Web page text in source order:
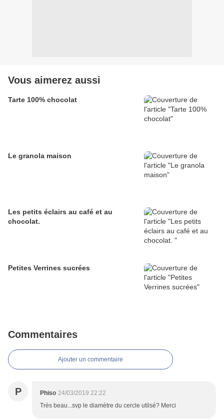
Vous aimerez aussi
Tarte 100% chocolat
Le granola maison
Les petits éclairs au café et au
chocolat.
Petites Verrines sucrées
Commentaires
Ajouter un commentaire
P Phiso 24/03/2019 22:22
Très beau...svp le diamètre du cercle utilsé? Merci